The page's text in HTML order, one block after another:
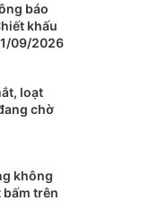
báo
khấu
09/2026
loạt
chờ
không
bấm trên